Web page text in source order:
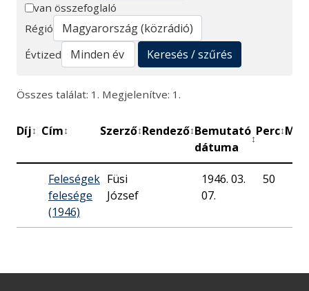
Keresés
van összefoglaló
Régió
Évtized
Keresés / szűrés
Összes találat: 1. Megjelenítve: 1.
Díj↕ Cím↕ Szerző↕Rendező↕Bemutató
dátuma
↕
Perc↕
Feleségek
felesége
(1946)
Füsi
József
1946. 03.
07.
50